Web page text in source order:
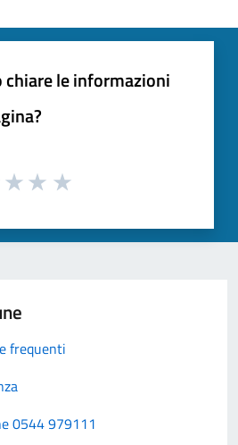
chiare le informazioni
frequenti
0544 979111